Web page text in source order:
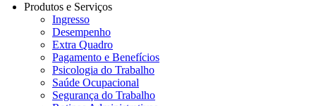
Produtos e Serviços
Ingresso
Desempenho
Extra Quadro
Pagamento e Benefícios
Psicologia do Trabalho
Saúde Ocupacional
Segurança do Trabalho